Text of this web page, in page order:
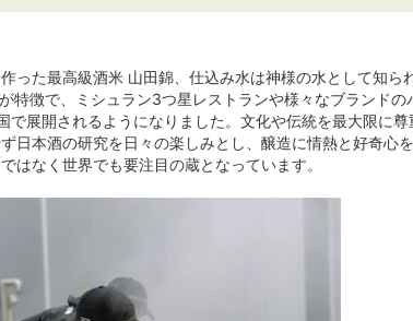
た最高級酒米 山田錦、仕込み水は神様の水として知ら
徴で、ミシュラン3つ星レストランや様々なブランドの
展開されるようになりました。文化や伝統を最大限に
本酒の研究を日々の楽しみとし、醸造に情熱と好奇心
はなく世界でも要注目の蔵となっています。